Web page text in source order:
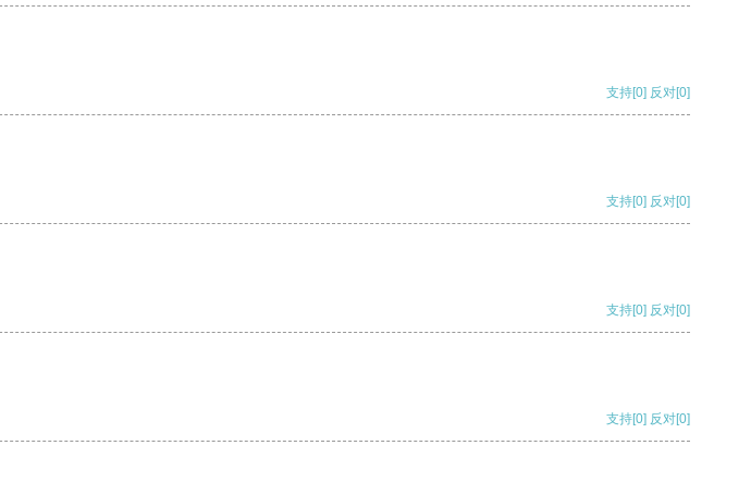
支持[0] 反对[0]
支持[0] 反对[0]
支持[0] 反对[0]
支持[0] 反对[0]